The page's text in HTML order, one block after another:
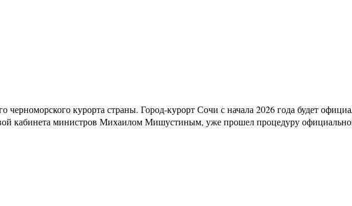
черноморского курорта страны. Город-курорт Сочи с начала 2026 года будет
кабинета министров Михаилом Мишустиным, уже прошел процедуру